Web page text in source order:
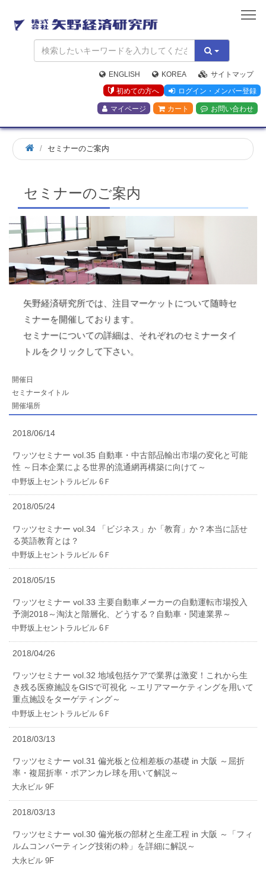
矢
野
経
済
研
究
所
ENGLISH KOREA
サイトマップ
初めての方へ
ログイン・メンバー登録
マイページ カート お問い合わせ
ホ
ー
セミナーのご案内
セミナーのご案内
矢野経済研究所では、注目マーケットについて随時セ
ミナーを開催しております。
セミナーについての詳細は、それぞれのセミナータイ
トルをクリックして下さい。
開催日
セミナータイトル
開催場所
2018/06/14
ワッツセミナー vol.35 自動車・中古部品輸出市場の変化と可能
性 ～日本企業による世界的流通網再構築に向けて～
中野坂上セントラルビル 6Ｆ
2018/05/24
ワッツセミナー vol.34 「ビジネス」か「教育」か？本当に話せ
る英語教育とは？
中野坂上セントラルビル 6Ｆ
2018/05/15
ワッツセミナー vol.33 主要自動車メーカーの自動運転市場投入
予測2018～淘汰と階層化、どうする？自動車・関連業界～
中野坂上セントラルビル 6Ｆ
2018/04/26
ワッツセミナー vol.32 地域包括ケアで業界は激変！これから生
き残る医療施設をGISで可視化 ～エリアマーケティングを用いて
重点施設をターゲティング～
中野坂上セントラルビル 6Ｆ
2018/03/13
ワッツセミナー vol.31 偏光板と位相差板の基礎 in 大阪 ～屈折
率・複屈折率・ポアンカレ球を用いて解説～
大永ビル 9F
2018/03/13
ワッツセミナー vol.30 偏光板の部材と生産工程 in 大阪 ～「フィ
ルムコンバーティング技術の粋」を詳細に解説～
大永ビル 9F